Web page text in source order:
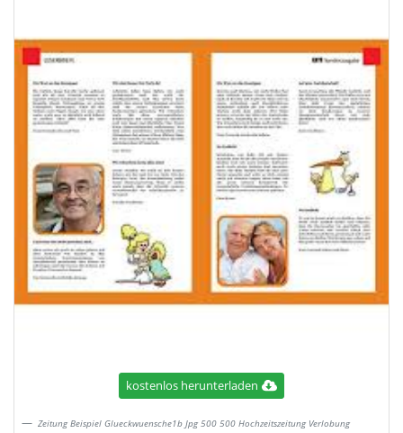
kostenlos herunterladen
Zeitung Beispiel Glueckwuensche1b Jpg 500 500 Hochzeitszeitung Verlobung